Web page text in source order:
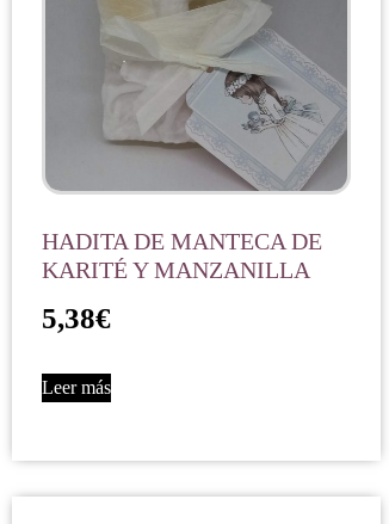
HADITA DE MANTECA DE
KARITÉ Y MANZANILLA
5,38€
Leer más